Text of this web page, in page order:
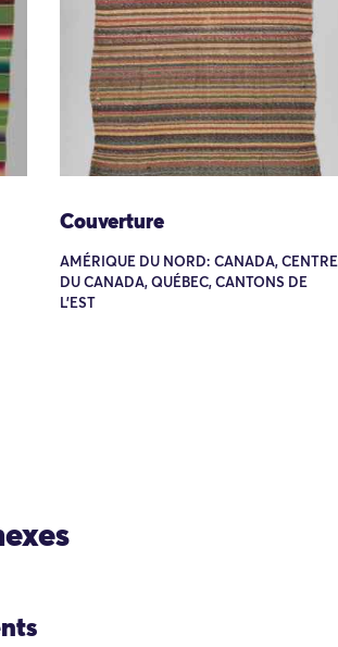
Couverture
AMÉRIQUE DU NORD: CANADA, CENTRE
DU CANADA, QUÉBEC, CANTONS DE
L'EST